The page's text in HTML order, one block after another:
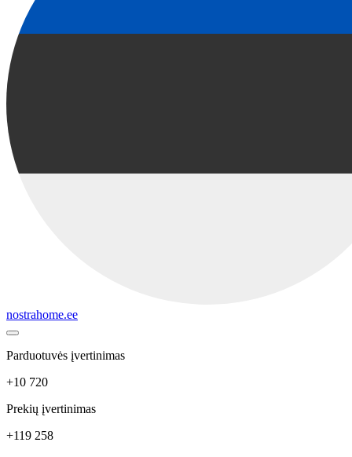
nostrahome.ee
Parduotuvės įvertinimas
+10 720
Prekių įvertinimas
+119 258